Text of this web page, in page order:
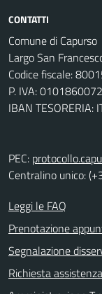
CONTATTI
Comune di Capurso
Largo San
Codice fiscale:
P. IVA:
IBAN
PEC:
Centralino unico:
Leggi le FAQ
Prenotazione
Segnalazione
Richiesta assistenza